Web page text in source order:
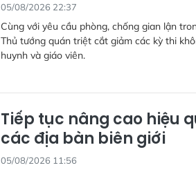
05/08/2026 22:37
Cùng với yêu cầu phòng, chống gian lận
Thủ tướng quán triệt cắt giảm các kỳ thi
huynh và giáo viên.
Tiếp tục nâng cao hiệu
các địa bàn biên giới
05/08/2026 11:56